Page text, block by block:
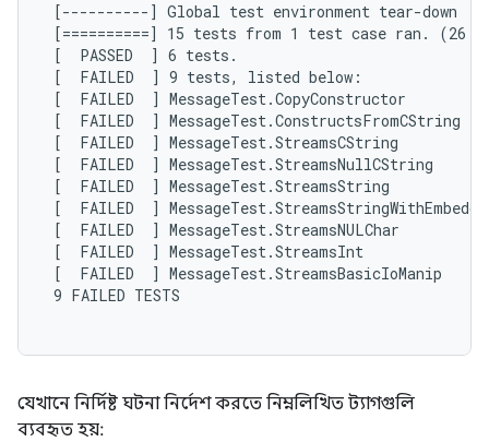
[----------] Global test environment tear-down
[==========] 15 tests from 1 test case ran. (26
[  PASSED  ] 6 tests.
[  FAILED  ] 9 tests, listed below:
[  FAILED  ] MessageTest.CopyConstructor
[  FAILED  ] MessageTest.ConstructsFromCString
[  FAILED  ] MessageTest.StreamsCString
[  FAILED  ] MessageTest.StreamsNullCString
[  FAILED  ] MessageTest.StreamsString
[  FAILED  ]
[  FAILED  ] MessageTest.StreamsNULChar
[  FAILED  ] MessageTest.StreamsInt
[  FAILED  ] MessageTest.StreamsBasicIoManip
9 FAILED TESTS
যেখানে নির্দিষ্ট ঘটনা নির্দেশ করতে নিম্নলিখিত ট্যাগগুলি
ব্যবহৃত হয়: